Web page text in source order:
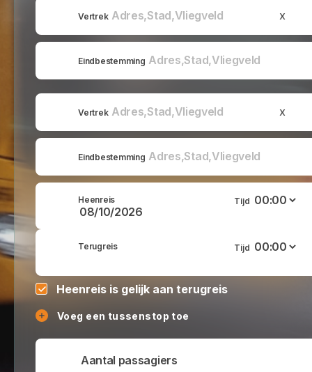
Vertrek x
Eindbestemming
Vertrek x
Eindbestemming
Heenreis Tijd
Terugreis Tijd
Heenreis is gelijk aan terugreis
Voeg een tussenstop toe